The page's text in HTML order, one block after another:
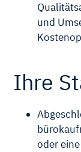
und
Ihre
oder